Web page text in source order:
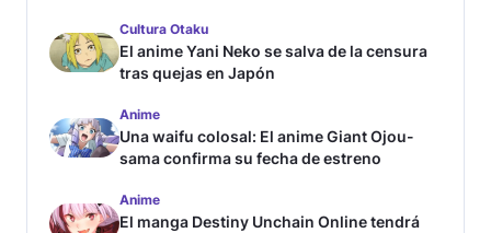
Cultura Otaku
El anime Yani Neko se salva de la censura
tras quejas en Japón
Anime
Una waifu colosal: El anime Giant Ojou-
sama confirma su fecha de estreno
Anime
El manga Destiny Unchain Online tendrá